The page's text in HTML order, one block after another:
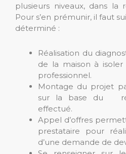
plusieurs niveaux, dans la
Pour s’en prémunir, il faut
déterminé :
Réalisation du
de la maison à
professionnel.
Montage du projet
sur la base du
effectué.
Appel d’offres
prestataire pour
d’une demande de